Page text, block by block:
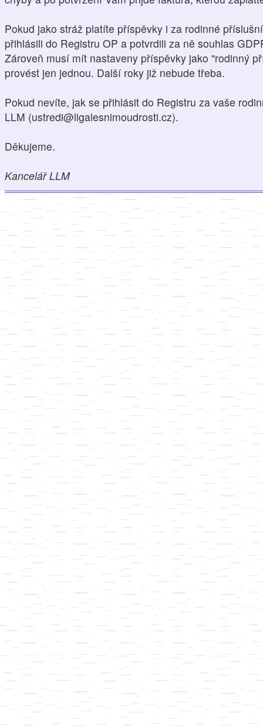
Pokud jako stráž platíte příspěvky i za rodinné
přihlásili do Registru OP a potvrdili za ně souhlas
Zároveň musí mít nastaveny příspěvky jako "rodinný
provést jen jednou. Další roky již nebude třeba.
Pokud nevíte, jak se přihlásit do Registru za vaše
LLM (ustredi@ligalesnimoudrosti.cz).
Děkujeme.
Kancelář LLM